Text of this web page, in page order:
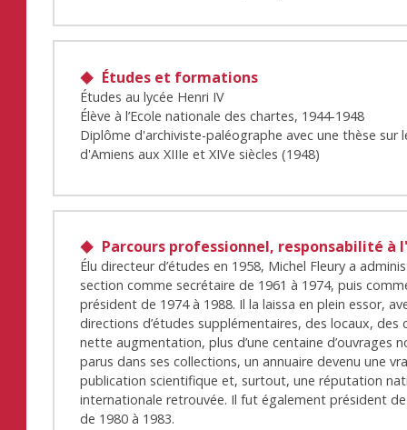
Études et formations
Études au lycée Henri IV
Élève à l’Ecole nationale des chartes, 1944-1948
Diplôme d'archiviste-paléographe avec une thèse sur
d'Amiens aux XIIIe et XIVe siècles (1948)
Parcours professionnel, responsabilité à
Élu directeur d’études en 1958, Michel Fleury a
section comme secrétaire de 1961 à 1974, puis
président de 1974 à 1988. Il la laissa en plein essor,
directions d’études supplémentaires, des locaux, des
nette augmentation, plus d’une centaine d’ouvrages
parus dans ses collections, un annuaire devenu une
publication scientifique et, surtout, une réputation
internationale retrouvée. Il fut également président
de 1980 à 1983.